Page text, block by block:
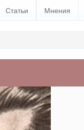
Статьи Мнения